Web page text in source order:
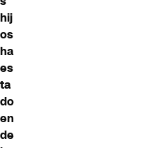
hij
os
ha
es
ta
do
en
de